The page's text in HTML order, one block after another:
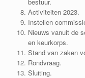
Activiteiten 2023.
Instellen
Nieuws vanuit de
en keurkorps.
Stand van zaken
Rondvraag.
Sluiting.